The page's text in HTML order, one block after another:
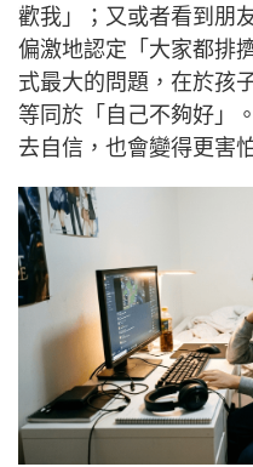
歡我」；又或者看到朋
偏激地認定「大家都排
式最大的問題，在於孩
等同於「自己不夠好」
去自信，也會變得更害